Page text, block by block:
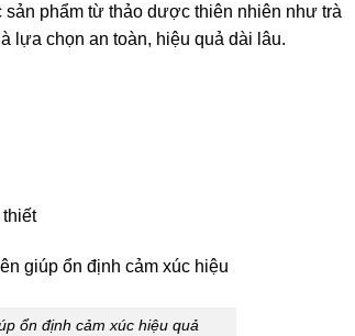
phẩm từ thảo dược thiên nhiên như trà
lựa chọn an toàn, hiệu quả dài lâu.
ổn định cảm xúc hiệu quả